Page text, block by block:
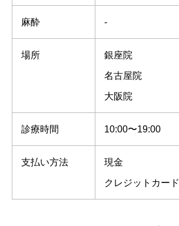
麻酔 -
場所 銀座院
名古屋院
大阪院
診療時間 10:00〜19:00
支払い方法 現金
クレジットカード